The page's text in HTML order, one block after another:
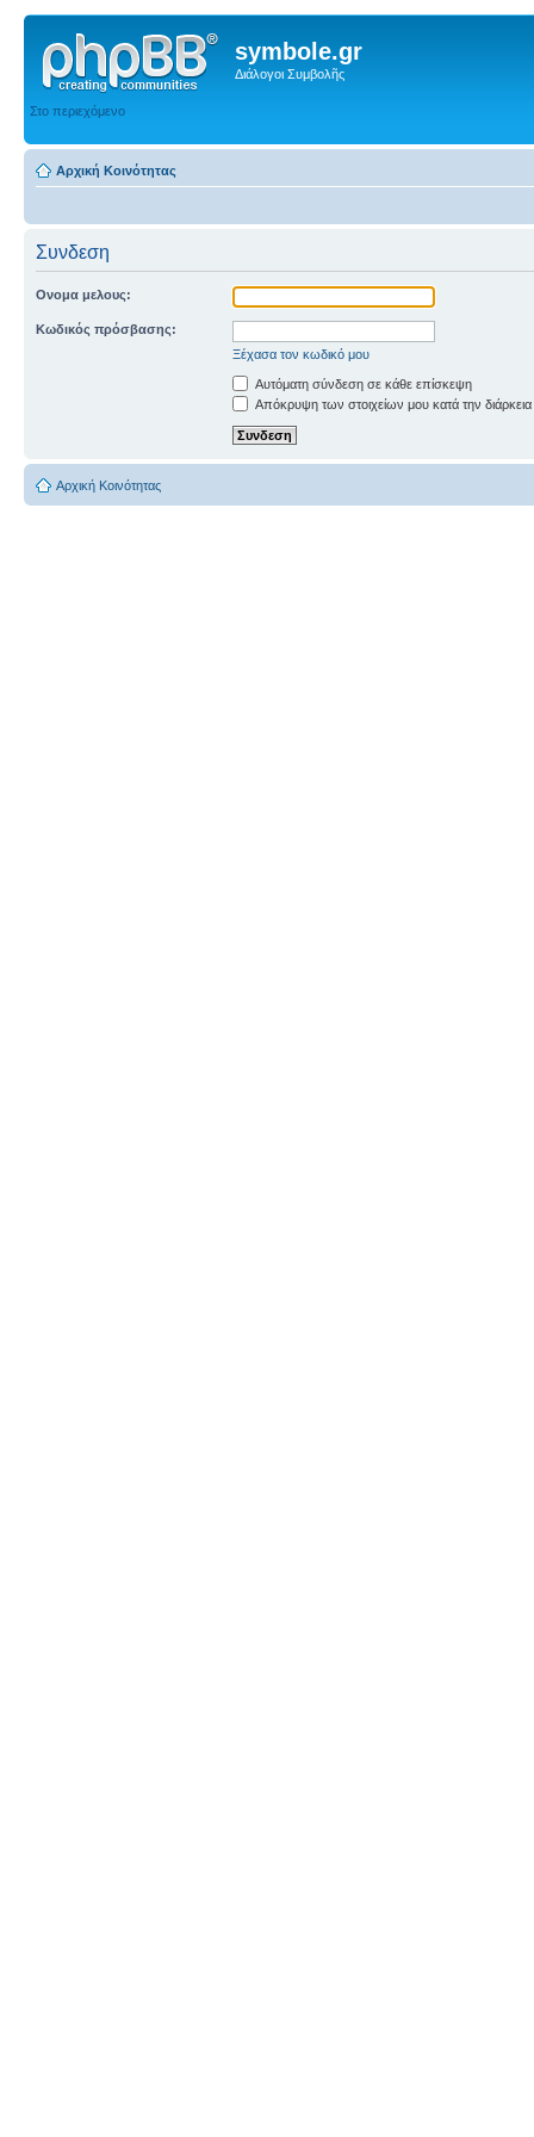
symbole.gr
Διάλογοι Συμβολῆς
Στο περιεχόμενο
Αρχική Κοινότητας
Συνδεση
Ονομα μελους:
Κωδικός πρόσβασης:
Ξέχασα τον κωδικό μου
Αυτόματη σύνδεση σε κάθε επίσκεψη
Απόκρυψη των στοιχείων μου κατά την
Αρχική Κοινότητας